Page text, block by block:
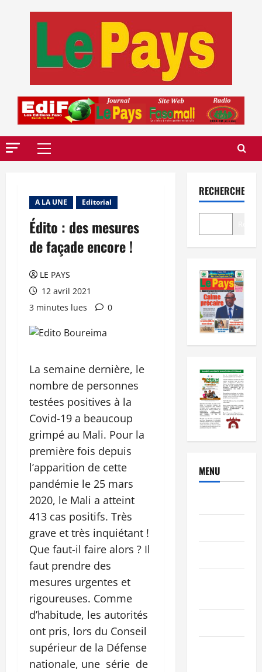
Menu
A LA UNE Editorial
Édito : des mesures
de façade encore !
LE PAYS
12 avril 2021
3 minutes lues
0
La semaine dernière, le
nombre de personnes
testées positives à la
Covid-19 a beaucoup
grimpé au Mali. Pour la
première fois depuis
l’apparition de cette
pandémie le 25 mars
2020, le Mali a atteint
413 cas positifs. Très
grave et très inquiétant !
Que faut-il faire alors ? Il
faut prendre des
mesures urgentes et
rigoureuses. Comme
d’habitude, les autorités
ont pris, lors du Conseil
supérieur de la Défense
nationale, une série de
RECHERCHER
MENU